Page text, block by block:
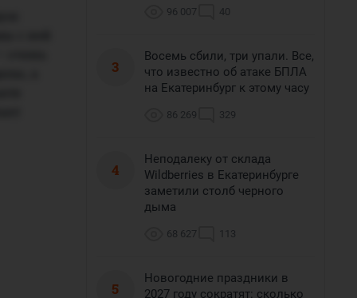
96 007 40
3
Восемь сбили, три упали. Все,
что известно об атаке БПЛА
на Екатеринбург к этому часу
86 269 329
4
Неподалеку от склада
Wildberries в Екатеринбурге
заметили столб черного
дыма
68 627 113
5
Новогодние праздники в
2027 году сократят: сколько